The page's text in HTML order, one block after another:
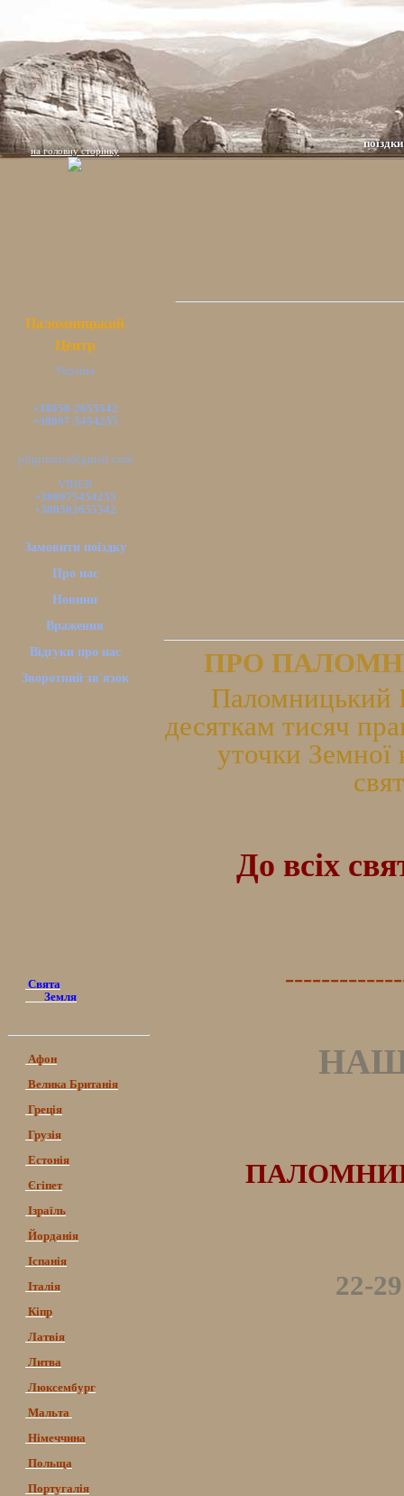
поїздки
на головну сторінку
Паломницький
Центр
Україна
+38050-2655542
+38097-5454255
pilgrimsua@gmail.com
VIBER
+380975454255
+380502655542
Замовити поїздку
Про нас
Новини
Враження
Відгуки про нас
Зворотний зв'язок
Свята
Земля
Афон
Велика Британія
Греція
Грузія
Естонія
Єгіпет
Ізраїль
Йорданія
Іспанія
Італія
Кіпр
Латвія
Литва
Люксембург
Мальта
Німеччина
Польща
Португалія
ПРО
Паломницький
десяткам тисяч
уточки Земної
До всіх
22-